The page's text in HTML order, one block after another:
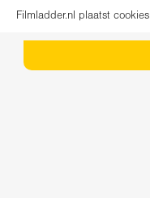
Filmladder.nl plaatst